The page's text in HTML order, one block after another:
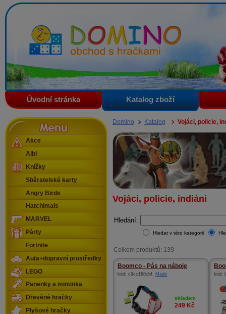
Domino - obchod s hračkami
Úvodní stránka Katalog zboží
Domino Katalog Vojáci, policie,
Vojáci, policie, indiáni
Hledání:
Hledat v této kategorii
Celkem produktů: 139
Boomco - Pás na náboje
kód: c9cc168cbf, Made
skladem
249 Kč
kód:
Menu
Akce
Albi
Knížky
Sběratelské karty
Angry Birds
Hatchimals
MARVEL
Párty
Fortnite
Auta+dopravní prostředky
LEGO
Panenky a miminka
Dřevěné hračky
Plyšové hračky